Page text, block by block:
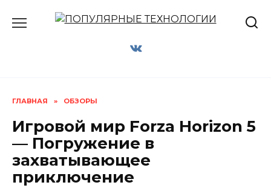
ГЛАВНАЯ » ОБЗОРЫ
Игровой мир Forza Horizon 5
— Погружение в
захватывающее
приключение